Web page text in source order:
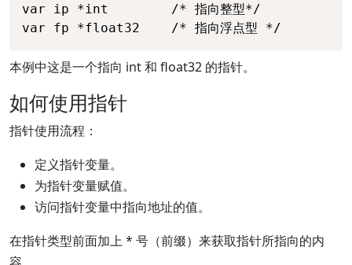
var ip *int        /* 指向整型*/
var fp *float32    /* 指向浮点型 */
本例中这是一个指向 int 和 float32 的指针。
如何使用指针
指针使用流程：
定义指针变量。
为指针变量赋值。
访问指针变量中指向地址的值。
在指针类型前面加上 * 号（前缀）来获取指针所指向的内
容。